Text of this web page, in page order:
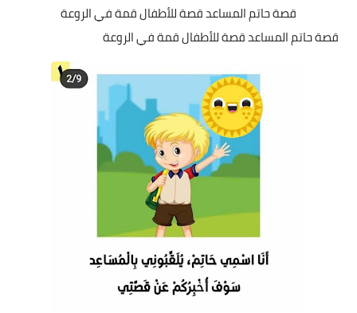
قصة حاتم المساعد قصة للأطفال قمة في الروعة
قصة حاتم المساعد قصة للأطفال قمة في الروعة